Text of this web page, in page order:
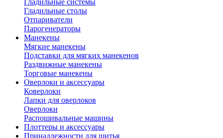
Гладильные системы
Гладильные столы
Отпариватели
Парогенераторы
Манекены
Мягкие манекены
Подставки для мягких манекенов
Раздвижные манекены
Торговые манекены
Оверлоки и аксессуары
Коверлоки
Лапки для оверлоков
Оверлоки
Распошивальные машины
Плоттеры и аксессуары
Принадлежности для шитья